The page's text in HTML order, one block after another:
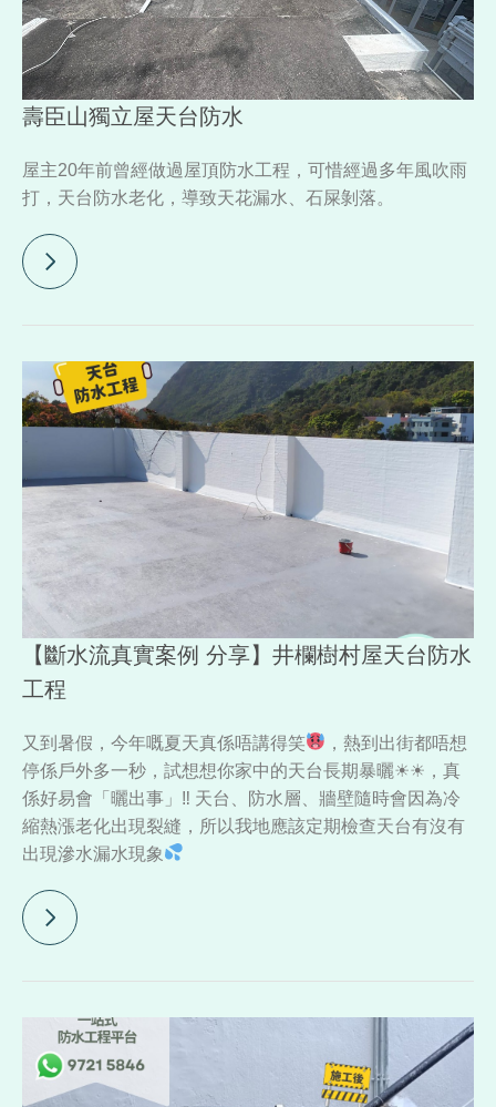
壽臣山獨立屋天台防水
屋主20年前曾經做過屋頂防水工程，可惜經過多年風吹雨
打，天台防水老化，導致天花漏水、石屎剝落。
【斷水流真實案例 分享】井欄樹村屋天台防水
工程
又到暑假，今年嘅夏天真係唔講得笑
，熱到出街都唔想
停係戶外多一秒，試想想你家中的天台長期暴曬☀☀，真
係好易會「曬出事」‼ 天台、防水層、牆壁隨時會因為冷
縮熱漲老化出現裂縫，所以我地應該定期檢查天台有沒有
出現滲水漏水現象